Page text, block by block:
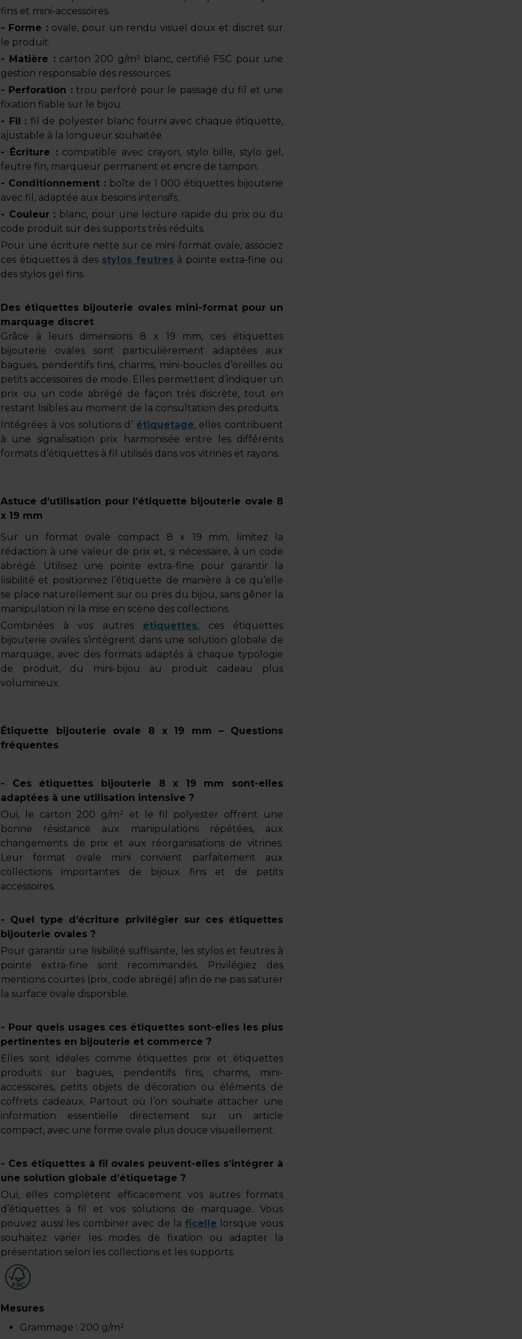
fins et mini-accessoires.
- Forme :ovale, pour un rendu visuel doux et discret sur
le produit.
- Matière :carton 200 g/m² blanc, certifié FSC pour une
gestion responsable des ressources.
- Perforation :trou perforé pour le passage du fil et une
fixation fiable sur le bijou.
- Fil : fil de polyester blanc fourni avec chaque étiquette,
ajustable à la longueur souhaitée.
- Écriture :compatible avec crayon, stylo bille, stylo gel,
feutre fin, marqueur permanent et encre de tampon.
- Conditionnement :boîte de 1 000 étiquettes bijouterie
avec fil, adaptée aux besoins intensifs.
- Couleur : blanc, pour une lecture rapide du prix ou du
code produit sur des supports très réduits.
Pour une écriture nette sur ce mini-format ovale, associez
ces étiquettes à des stylos feutresà pointe extra-fine ou
des stylos gel fins.
Des étiquettes bijouterie ovales mini-format pour un
marquage discret
Grâce à leurs dimensions 8 x 19 mm, ces étiquettes
bijouterie ovales sont particulièrement adaptées aux
bagues, pendentifs fins, charms, mini-boucles d’oreilles ou
petits accessoires de mode. Elles permettent d’indiquer un
prix ou un code abrégé de façon très discrète, tout en
restant lisibles au moment de la consultation des produits.
Intégrées à vos solutions d’ étiquetage, elles contribuent
à une signalisation prix harmonisée entre les différents
formats d’étiquettes à fil utilisés dans vos vitrines et rayons.
Astuce d’utilisation pour l’étiquette bijouterie ovale 8
x 19 mm
Sur un format ovale compact 8 x 19 mm, limitez la
rédaction à une valeur de prix et, si nécessaire, à un code
abrégé. Utilisez une pointe extra-fine pour garantir la
lisibilité et positionnez l’étiquette de manière à ce qu’elle
se place naturellement sur ou près du bijou, sans gêner la
manipulation ni la mise en scène des collections.
Combinées à vos autres étiquettes, ces étiquettes
bijouterie ovales s’intègrent dans une solution globale de
marquage, avec des formats adaptés à chaque typologie
de produit, du mini-bijou au produit cadeau plus
volumineux.
Étiquette bijouterie ovale 8 x 19 mm – Questions
fréquentes
- Ces étiquettes bijouterie 8 x 19 mm sont-elles
adaptées à une utilisation intensive ?
Oui, le carton 200 g/m² et le fil polyester offrent une
bonne résistance aux manipulations répétées, aux
changements de prix et aux réorganisations de vitrines.
Leur format ovale mini convient parfaitement aux
collections importantes de bijoux fins et de petits
accessoires.
- Quel type d’écriture privilégier sur ces étiquettes
bijouterie ovales ?
Pour garantir une lisibilité suffisante, les stylos et feutres à
pointe extra-fine sont recommandés. Privilégiez des
mentions courtes (prix, code abrégé) afin de ne pas saturer
la surface ovale disponible.
- Pour quels usages ces étiquettes sont-elles les plus
pertinentes en bijouterie et commerce ?
Elles sont idéales comme étiquettes prix et étiquettes
produits sur bagues, pendentifs fins, charms, mini-
accessoires, petits objets de décoration ou éléments de
coffrets cadeaux. Partout où l’on souhaite attacher une
information essentielle directement sur un article
compact, avec une forme ovale plus douce visuellement.
- Ces étiquettes à fil ovales peuvent-elles s’intégrer à
une solution globale d’étiquetage ?
Oui, elles complètent efficacement vos autres formats
d’étiquettes à fil et vos solutions de marquage. Vous
pouvez aussi les combiner avec de la ficelle lorsque vous
souhaitez varier les modes de fixation ou adapter la
présentation selon les collections et les supports.
Mesures
Grammage : 200 g/m²